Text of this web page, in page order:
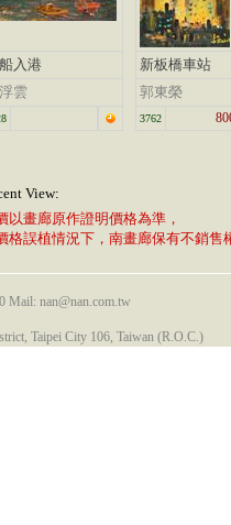
入港
雲
新板橋車站
郭東榮
3762
View:
以畫廊原作證明價格為準，
格誤植情況下，南畫廊保有不銷售
Mail: nan@nan.com.tw
Taipei City 106, Taiwan (R.O.C.)